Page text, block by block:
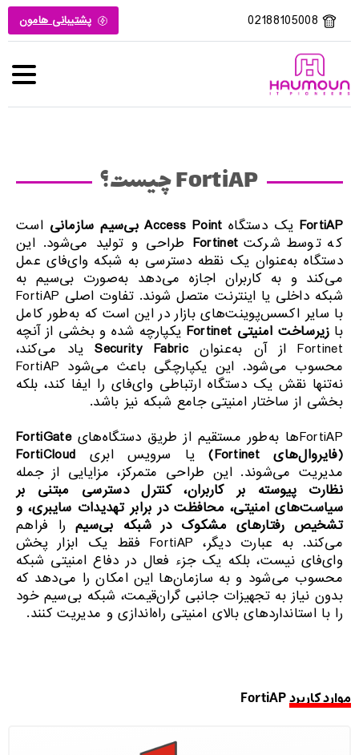
02188105008 پشتیبانی هامون
FortiAP چیست؟
FortiAP یک دستگاه Access Point بی‌سیم سازمانی است
که توسط شرکت Fortinet طراحی و تولید می‌شود. این
دستگاه به‌عنوان یک نقطه دسترسی به شبکه وای‌فای عمل
می‌کند و به کاربران اجازه می‌دهد به‌صورت بی‌سیم به
شبکه داخلی یا اینترنت متصل شوند. تفاوت اصلی FortiAP
با سایر اکسس‌پوینت‌های بازار در این است که به‌طور کامل
با زیرساخت امنیتی
یکپارچه شده و بخشی از آنچه
Fortinet از آن به‌عنوان
Security Fabricیاد می‌کند،
محسوب می‌شود. این یکپارچگی باعث می‌شود FortiAP
نه‌تنها نقش یک دستگاه ارتباطی وای‌فای را ایفا کند، بلکه
بخشی از ساختار امنیتی جامع شبکه نیز باشد.
FortiAPها به‌طور مستقیم از طریق دستگاه‌های
FortiGate
(فایروال‌هایFortinet) یا سرویس ابری FortiCloud
مدیریت می‌شوند. این طراحی متمرکز، مزایایی از جمله
نظارت پیوسته بر کاربران، کنترل دسترسی مبتنی بر
سیاست‌های امنیتی، محافظت در برابر تهدیدات سایبری، و
تشخیص رفتارهای مشکوک در شبکه بی‌سیمرا فراهم
می‌کند. به عبارت دیگر، FortiAP فقط یک ابزار پخش
وای‌فای نیست، بلکه یک جزء فعال در دفاع امنیتی شبکه
محسوب می‌شود و به سازمان‌ها این امکان را می‌دهد که
بدون نیاز به تجهیزات جانبی گران‌قیمت، شبکه بی‌سیم خود
را با استانداردهای بالای امنیتی راه‌اندازی و مدیریت کنند.
موارد کاربرد FortiAP